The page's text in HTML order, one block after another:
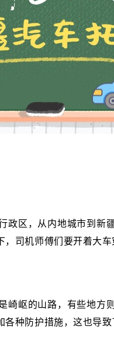
政区，从内地城市到新
司机师傅们要开着大
崎岖的山路，有些地方
种防护措施，这也导致